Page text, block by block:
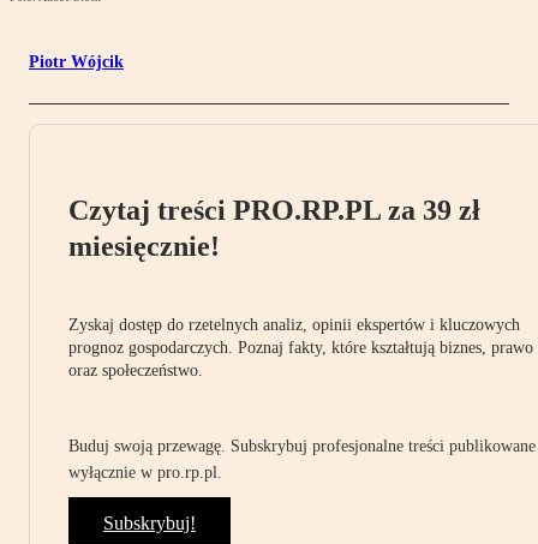
Piotr Wójcik
Czytaj treści PRO.RP.PL za 39 zł
miesięcznie!
Zyskaj dostęp do rzetelnych analiz, opinii ekspertów i kluczowych
prognoz gospodarczych. Poznaj fakty, które kształtują biznes, prawo
oraz społeczeństwo.
Buduj swoją przewagę. Subskrybuj profesjonalne treści publikowane
wyłącznie w pro.rp.pl.
Subskrybuj!